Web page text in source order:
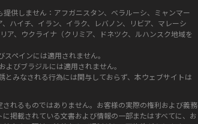
供しません：アフガニスタン、ベラルーシ、ミャンマー
ハイチ、イラン、イラク、レバノン、リビア、マレーシ
ア、ウクライナ（クリミア、ドネツク、ルハンスク地域を
ペインには適用されません。
びブラジルには適用されません。
みなされる行為には関与しておらず、本ウェブサイトは
れるものではありません。お客様の実際の権利および義務
掲載されている文書および情報の一部またはすべてに、お